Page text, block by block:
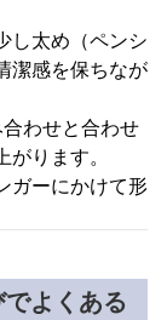
し太め（ペンシ
潔感を保ちなが
わせと合わせ
ります。
ガーにかけて形
よくある